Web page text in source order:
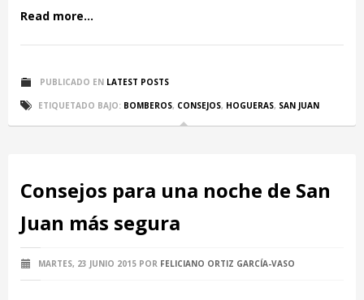
Read more...
PUBLICADO EN LATEST POSTS
ETIQUETADO BAJO: BOMBEROS, CONSEJOS, HOGUERAS, SAN JUAN
Consejos para una noche de San
Juan más segura
MARTES, 23 JUNIO 2015 POR FELICIANO ORTIZ GARCÍA-VASO